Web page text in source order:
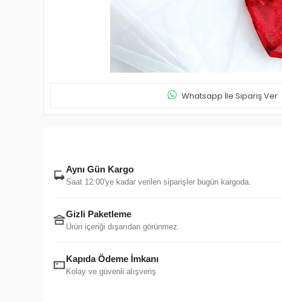
Whatsapp İle Sipariş Ver
Aynı Gün Kargo
Saat 12:00'ye kadar verilen siparişler bugün kargoda.
Gizli Paketleme
Ürün içeriği dışarıdan görünmez.
Kapıda Ödeme İmkanı
Kolay ve güvenli alışveriş